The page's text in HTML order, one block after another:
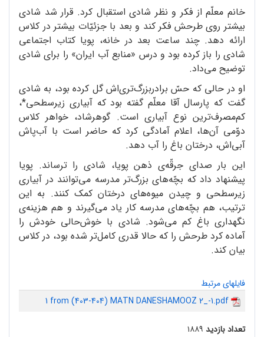
خانم معلّم از فکر و نظر شادی استقبال کرد. قرار شد شادی
بیشتر روی طرحش فکر کند و بعد با جزئیّات بیشتر در کلاس
ارائه دهد. چند ساعت بعد در خانه، پویا کتاب اجتماعی
شادی را باز کرده بود و درس «منابع آب ایران» را برای شادی
توضیح می‌داد.
او در حالی که حسّ برادربزرگ‌تری‌اش گل کرده بود، به شادی
گفت که پارسال آقا معلّم گفته بود که آبیاری زیرسطحی*،
کم‌مصرف‌ترین نوع آبیاری است. گوهرشاد، خواهر کلاس
دوّمی آن‌ها، اعلام آمادگی کرد که حاضر است با آب‌پاش
آبی‌اش، درختان باغ را آب دهد.
این بار صدای جرقّه‌ی ذهن پویا، شادی را ترساند. پویا
پیشنهاد داد که بچّه‌های بزرگ‌تر مدرسه می‌توانند در آبیاری
زیرسطحی و چیدن میوه‌های درختان کمک کنند. به این
ترتیب، هم بچّه‌های مدرسه کار یاد می‌گیرند و هم هزینه‌ی
نگهداری باغ کم می‌شود. شادی با خوش‌حالی خودش را
آماده کرد طرحش را که حالا قدری کامل‌تر شده بود، در کلاس
بیان کند.
فایلهای مرتبط
1 from (403-404) MATN DANESHAMOOZ 2_-1.pdf
تعداد بازدید ۱۸۸۹